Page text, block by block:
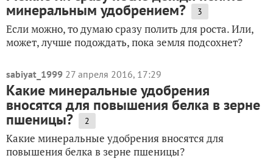
минеральным удобрением? 3
Если можно, то думаю сразу полить для роста. Или,
может, лучше подождать, пока земля подсохнет?
sabiyat_1999 27 апреля 2016, 17:29
Какие минеральные удобрения
вносятся для повышения белка в зерне
пшеницы? 2
Какие минеральные удобрения вносятся для
повышения белка в зерне пшеницы?